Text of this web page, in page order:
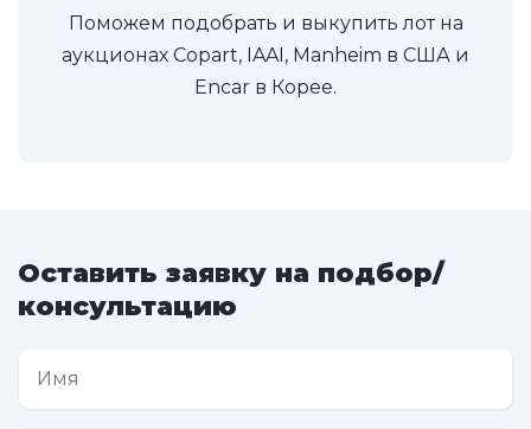
Поможем подобрать и выкупить лот на
аукционах Copart, IAAI, Manheim в США и
Encar в Корее.
Оставить заявку на подбор/
консультацию